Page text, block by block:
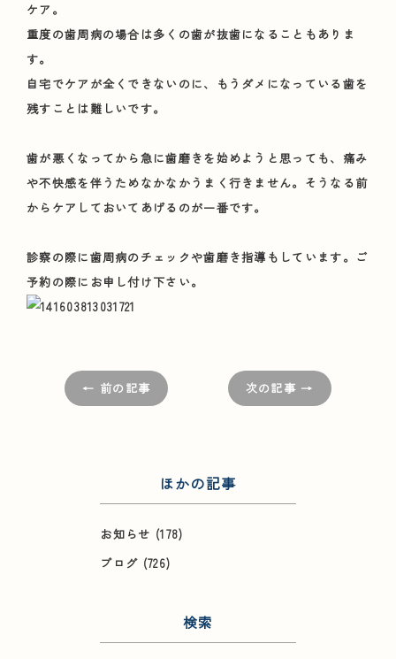
ケア。
重度の歯周病の場合は多くの歯が抜歯になることもありま
す。
自宅でケアが全くできないのに、もうダメになっている歯を
残すことは難しいです。
歯が悪くなってから急に歯磨きを始めようと思っても、痛み
や不快感を伴うためなかなかうまく行きません。そうなる前
からケアしておいてあげるのが一番です。
診察の際に歯周病のチェックや歯磨き指導もしています。ご
予約の際にお申し付け下さい。
← 前の記事 次の記事 →
ほかの記事
お知らせ (178)
ブログ (726)
検索